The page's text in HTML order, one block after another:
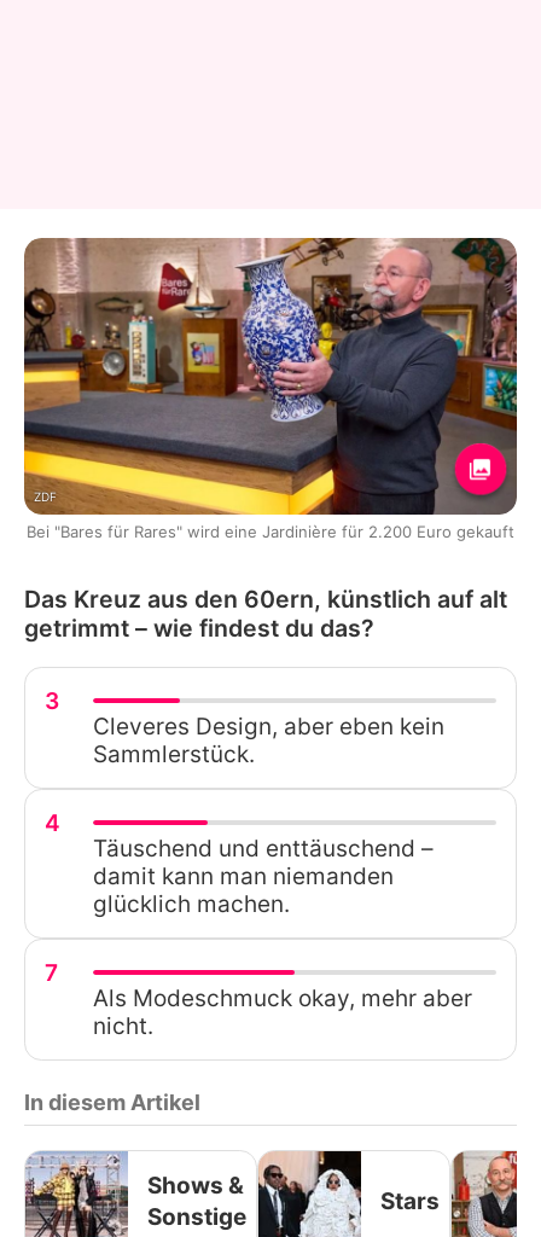
ZDF
Bei "Bares für Rares" wird eine Jardinière für 2.200 Euro gekauft
Das Kreuz aus den 60ern, künstlich auf alt
getrimmt – wie findest du das?
3
Cleveres Design, aber eben kein
Sammlerstück.
4
Täuschend und enttäuschend –
damit kann man niemanden
glücklich machen.
7
Als Modeschmuck okay, mehr aber
nicht.
In diesem Artikel
Shows &
Sonstige
Stars